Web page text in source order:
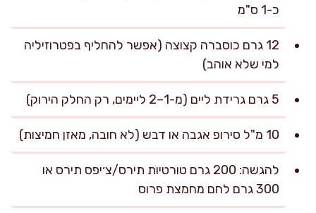
כ-1 ס"מ
12 גרם כוסברה קצוצה (אפשר להחליף בפטרוזיליה
למי שלא אוהב)
5 גרם גרידת ליים (מ-1–2 ליימים, רק החלק הירוק)
10 מ"ל סירופ אגבה או דבש (לא חובה, מאזן חמיצות)
להגשה: 200 גרם טורטיות תירס/צ׳יפס תירס או
300 גרם לחם מחמצת פרוס